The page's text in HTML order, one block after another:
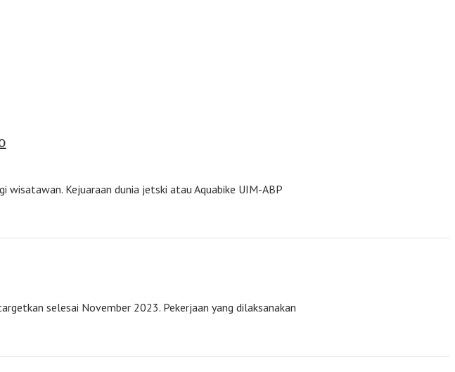
Kejuaraan dunia jetski atau Aquabike UIM-ABP
selesai November 2023. Pekerjaan yang dilaksanakan